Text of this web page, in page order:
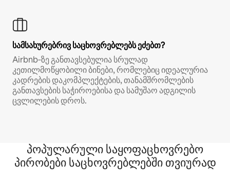
სამსახურებრივ საცხოვრებლებს ეძებთ?
Airbnb‑ზე განთავსებულია სრულად
კეთილმოწყობილი ბინები, რომლებიც იდეალურია
კადრების დაკომპლექტების, თანამშრომლების
განთავსების საჭიროებისა და სამუშაო ადგილის
ცვლილების დროს.
პოპულარული საყოფაცხოვრებო
პირობები საცხოვრებლებში თვიურად